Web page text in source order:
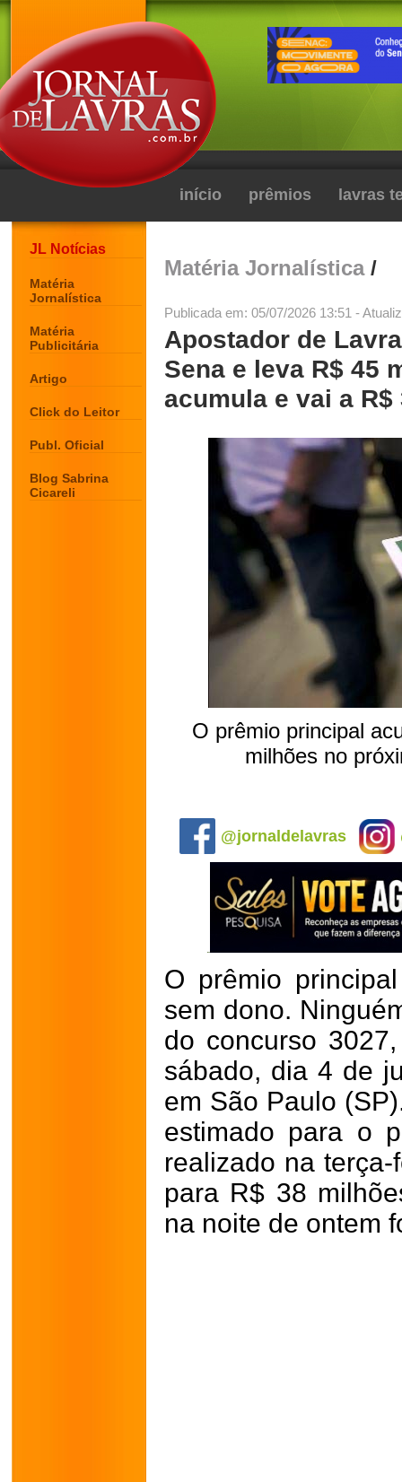
início prêmios lavras
JL Notícias
Matéria
Jornalística
Matéria
Publicitária
Artigo
Click do Leitor
Publ. Oficial
Blog Sabrina
Cicareli
Matéria Jornalística/
Publicada em: 05/07/2026 13:51 -
Apostador de
Sena e leva R$ 45
acumula e vai a
O prêmio principal
milhões no
@jornaldelavras
O prêmio
sem dono.
do concurso
sábado, dia 4 de
em São Paulo
estimado para o
realizado na
para R$ 38
na noite de ontem